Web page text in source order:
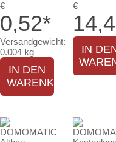
€
0,52*
Versandgewicht:
0.004 kg
IN DEN
WARENKORB
€
IN